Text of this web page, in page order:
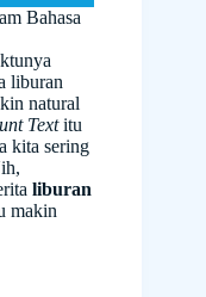
Bahasa
liburan
natural
Textitu
kita sering
liburan
makin